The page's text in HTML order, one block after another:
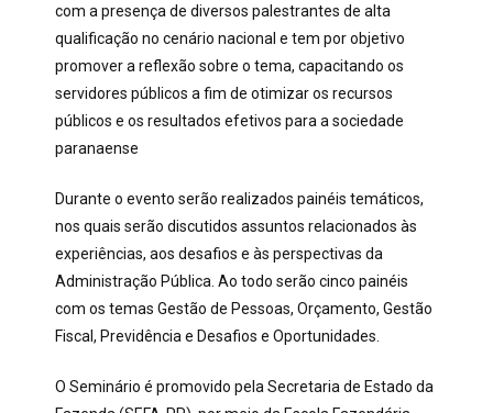
com a presença de diversos palestrantes de alta
qualificação no cenário nacional e tem por objetivo
promover a reflexão sobre o tema, capacitando os
servidores públicos a fim de otimizar os recursos
públicos e os resultados efetivos para a sociedade
paranaense
Durante o evento serão realizados painéis temáticos,
nos quais serão discutidos assuntos relacionados às
experiências, aos desafios e às perspectivas da
Administração Pública. Ao todo serão cinco painéis
com os temas Gestão de Pessoas, Orçamento, Gestão
Fiscal, Previdência e Desafios e Oportunidades.
O Seminário é promovido pela Secretaria de Estado da